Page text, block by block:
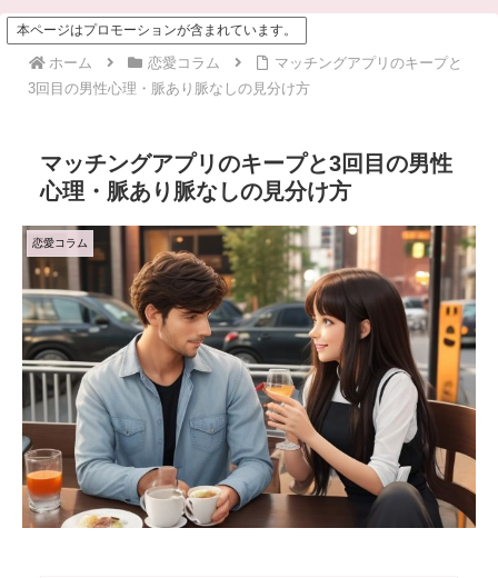
本ページはプロモーションが含まれています。
ホーム 恋愛コラム
マッチングアプリのキープと
3回目の男性心理・脈あり脈なしの見分け方
マッチングアプリのキープと3回目の男性
心理・脈あり脈なしの見分け方
恋愛コラム